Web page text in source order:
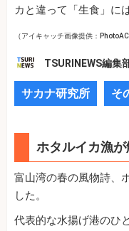
カと違って「生食」に
（アイキャッチ画像提供：PhotoAC
TSURINEWS編集
サカナ研究所 そ
ホタルイカ漁
富山湾の春の風物詩、
した。
代表的な水揚げ港のひ